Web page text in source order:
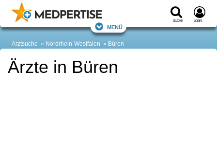
Suche Login
Menü
Arztsuche Nordrhein-Westfalen Büren
Ärzte in Büren